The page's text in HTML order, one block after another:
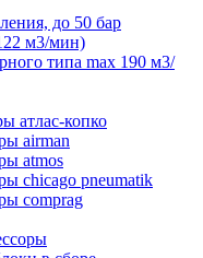
до 50 бар
м3/мин)
типа max 190 м3/
атлас-копко
airman
atmos
chicago pneumatik
comprag